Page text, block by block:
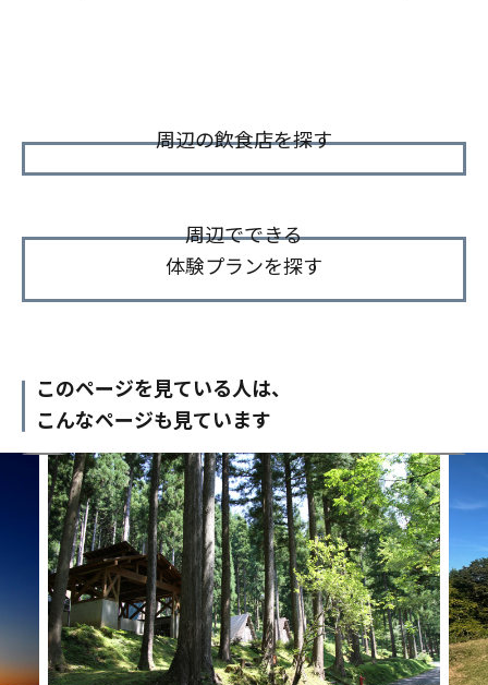
周辺の飲食店を探す
周辺でできる
体験プランを探す
このページを見ている人は、
こんなページも見ています